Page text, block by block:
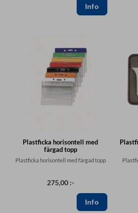
Plastficka horisontell med
färgad topp
Plastficka horisontell med färgad topp
275,00 :-